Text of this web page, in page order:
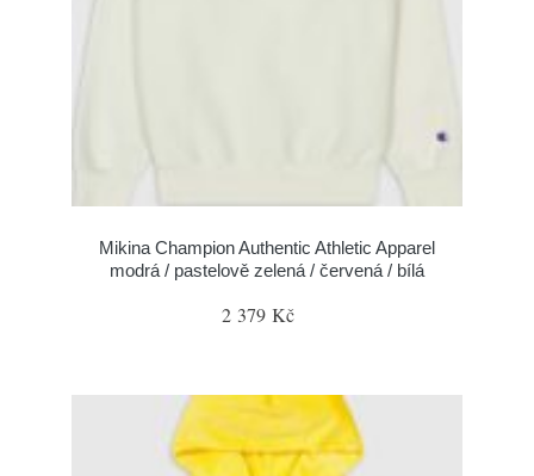
Mikina Champion Authentic Athletic Apparel
modrá / pastelově zelená / červená / bílá
2 379 Kč